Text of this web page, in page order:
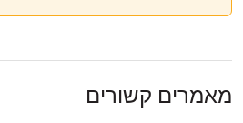
מאמרים קשורים